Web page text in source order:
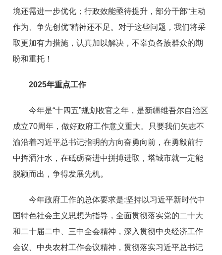
境还需进一步优化；行政效能亟待提升，部分干部“主动
作为、争先创优”精神还不足。 对于这些问题，我们将采
取更加有力措施，认真加以解决 ，不辜负各族群众的期
盼和重托！
2025年重点工作
今年是“十四五”规划收官之年 ，是新疆维吾尔自治区
成立70周年，做好政府工作意义重大。只要我们矢志不
渝沿着习近平总书记指明的方向奋勇向前，在勇毅前行
中挥洒汗水，在砥砺奋进中拼搏进取，塔城市就一定能
脱颖而出，争得发展先机。
今年政府工作的总体要求是:坚持以习近平新时代中
国特色社会主义 思想为指导，全面贯彻落实党的二十大
和二十届二中、 三中全会精神，深入贯彻中央经济工作
会议、中央农村工作会议精神，贯彻落实习近平总书记